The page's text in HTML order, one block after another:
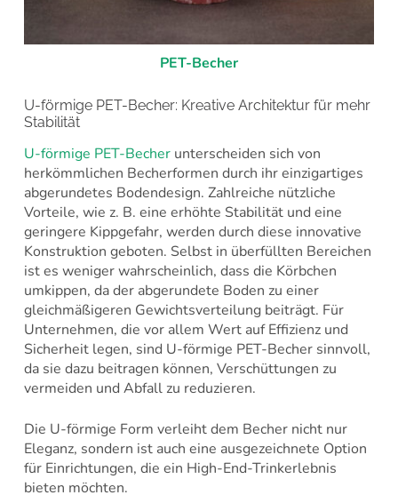
PET-Becher
U-förmige PET-Becher: Kreative Architektur für mehr
Stabilität
U-förmige PET-Becherunterscheiden sich von
herkömmlichen Becherformen durch ihr einzigartiges
abgerundetes Bodendesign. Zahlreiche nützliche
Vorteile, wie z. B. eine erhöhte Stabilität und eine
geringere Kippgefahr, werden durch diese innovative
Konstruktion geboten. Selbst in überfüllten Bereichen
ist es weniger wahrscheinlich, dass die Körbchen
umkippen, da der abgerundete Boden zu einer
gleichmäßigeren Gewichtsverteilung beiträgt. Für
Unternehmen, die vor allem Wert auf Effizienz und
Sicherheit legen, sind U-förmige PET-Becher sinnvoll,
da sie dazu beitragen können, Verschüttungen zu
vermeiden und Abfall zu reduzieren.
Die U-förmige Form verleiht dem Becher nicht nur
Eleganz, sondern ist auch eine ausgezeichnete Option
für Einrichtungen, die ein High-End-Trinkerlebnis
bieten möchten.